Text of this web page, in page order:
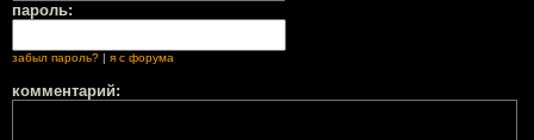
пароль:
забыл пароль? | я с форума
комментарий: